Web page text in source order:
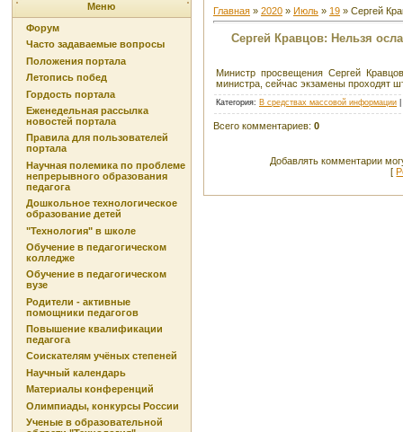
Меню
Форум
Часто задаваемые вопросы
Положения портала
Летопись побед
Гордость портала
Еженедельная рассылка
новостей портала
Правила для пользователей
портала
Научная полемика по проблеме
непрерывного образования
педагога
Дошкольное технологическое
образование детей
"Технология" в школе
Обучение в педагогическом
колледже
Обучение в педагогическом
вузе
Родители - активные
помощники педагогов
Повышение квалификации
педагога
Соискателям учёных степеней
Научный календарь
Материалы конференций
Олимпиады, конкурсы России
Ученые в образовательной
Главная » 2020 » Июль » 19 » Сергей
Сергей Кравцов: Нельзя
Министр просвещения Сергей
министра, сейчас экзамены проходят
Категория: В средствах массовой информации
Всего комментариев: 0
Добавлять комментарии
[